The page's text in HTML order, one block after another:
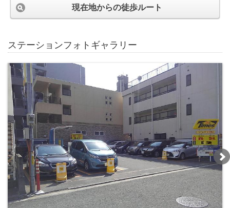
現在地からの徒歩ルート
ステーションフォトギャラリー